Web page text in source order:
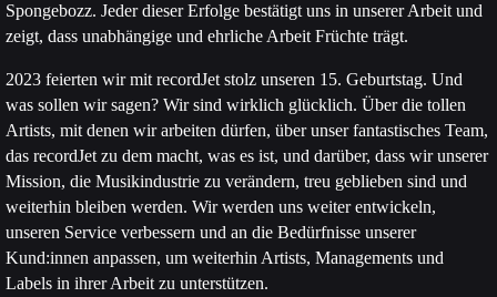
Spongebozz. Jeder dieser Erfolge bestätigt uns in unserer Arbeit und
zeigt, dass unabhängige und ehrliche Arbeit Früchte trägt.
2023 feierten wir mit recordJet stolz unseren 15. Geburtstag. Und
was sollen wir sagen? Wir sind wirklich glücklich. Über die tollen
Artists, mit denen wir arbeiten dürfen, über unser fantastisches Team,
das recordJet zu dem macht, was es ist, und darüber, dass wir unserer
Mission, die Musikindustrie zu verändern, treu geblieben sind und
weiterhin bleiben werden. Wir werden uns weiter entwickeln,
unseren Service verbessern und an die Bedürfnisse unserer
Kund:innen anpassen, um weiterhin Artists, Managements und
Labels in ihrer Arbeit zu unterstützen.